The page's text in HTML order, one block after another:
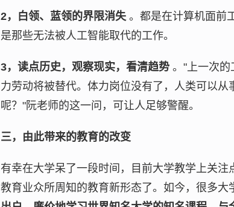
2，白领、蓝领的界限消失 。都是在计算机面前
是那些无法被人工智能取代的工作。
3，读点历史，观察现实，看清趋势 。"上一次的
力劳动将被替代。体力岗位没有了，人类可以
呢？"阮老师的这一问，可让人足够警醒。
三，由此带来的教育的改变
有幸在大学呆了一段时间，目前大学教学上关
教育业众所周知的教育新形态了。如今，很多大